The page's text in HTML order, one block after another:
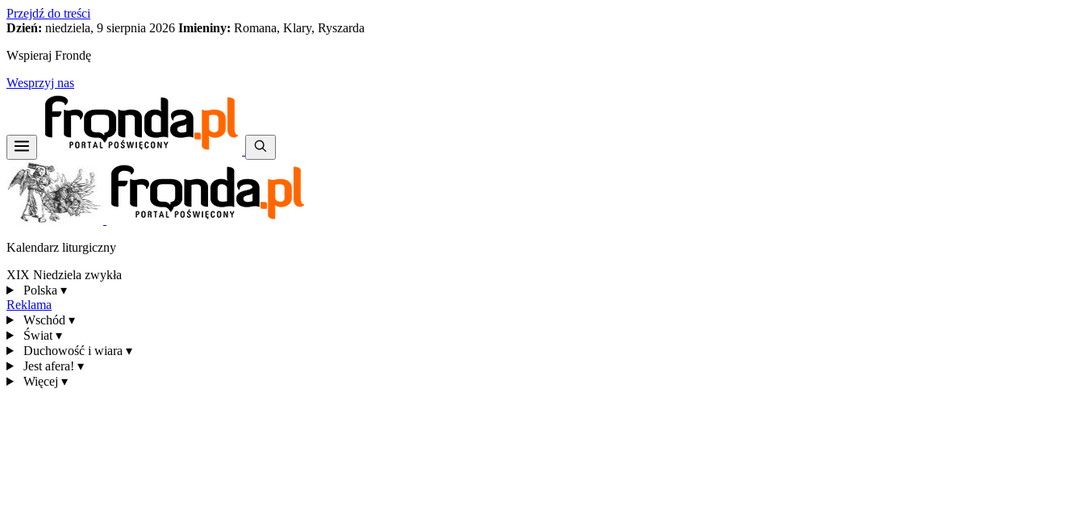
Przejdź do treści
Dzień: niedziela, 9 sierpnia 2026 Imieniny: Romana, Klary, Ryszarda
Wspieraj Frondę
Wesprzyj nas
Kalendarz liturgiczny
XIX Niedziela zwykła
Polska ▾
Reklama
Wschód ▾
Świat ▾
Duchowość i wiara ▾
Jest afera! ▾
Więcej ▾